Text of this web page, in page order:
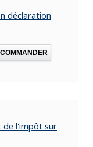
déclaration
COMMANDER
de l'impôt sur